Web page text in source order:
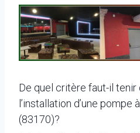
De quel critère faut-il
l’installation d’une pompe
(83170)?